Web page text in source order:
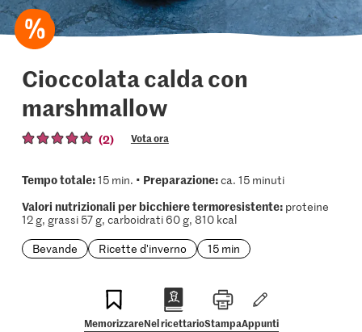
Cioccolata calda con
marshmallow
(2) Vota ora
Tempo totale:15 min. • Preparazione:ca. 15 minuti
Valori nutrizionali per bicchiere termoresistente:proteine
12 g, grassi 57 g, carboidrati 60 g, 810 kcal
Bevande
Ricette d'inverno 15 min
MemorizzareNel ricettarioStampaAppunti